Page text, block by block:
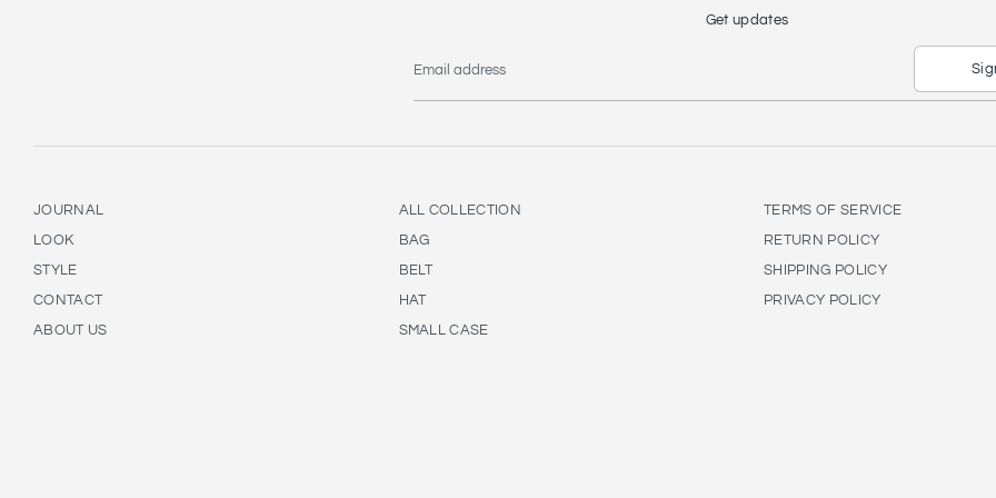
Get updates
Email address
JOURNAL
LOOK
STYLE
CONTACT
ABOUT US
ALL COLLECTION
BAG
BELT
HAT
SMALL CASE
TERMS OF SERVICE
RETURN POLICY
SHIPPING POLICY
PRIVACY POLICY